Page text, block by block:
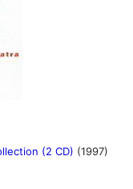
(2 CD) (1997)